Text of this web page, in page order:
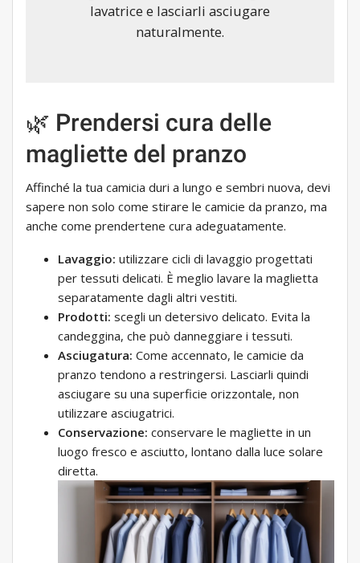
lavatrice e lasciarli asciugare
naturalmente.
🌿 Prendersi cura delle
magliette del pranzo
Affinché la tua camicia duri a lungo e sembri nuova, devi
sapere non solo come stirare le camicie da pranzo, ma
anche come prendertene cura adeguatamente.
Lavaggio: utilizzare cicli di lavaggio progettati
per tessuti delicati. È meglio lavare la maglietta
separatamente dagli altri vestiti.
Prodotti: scegli un detersivo delicato. Evita la
candeggina, che può danneggiare i tessuti.
Asciugatura: Come accennato, le camicie da
pranzo tendono a restringersi. Lasciarli quindi
asciugare su una superficie orizzontale, non
utilizzare asciugatrici.
Conservazione: conservare le magliette in un
luogo fresco e asciutto, lontano dalla luce solare
diretta.